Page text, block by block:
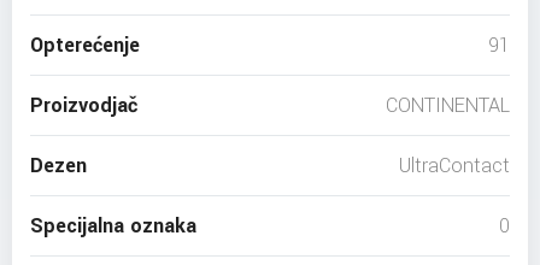
Opterećenje 91
Proizvodjač CONTINENTAL
Dezen UltraContact
Specijalna oznaka 0